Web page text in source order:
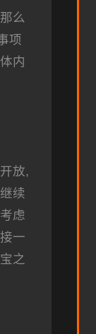
么
项
内
放,
续
虑
一
之